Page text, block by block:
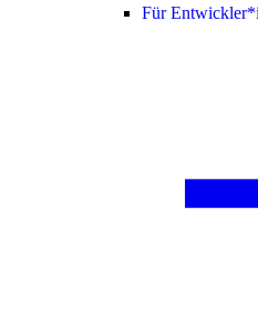
Für